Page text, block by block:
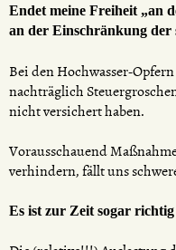
Endet meine Freiheit „an
an der Einschränkung der
Bei den Hochwasser-
nachträglich
nicht versichert haben.
Vorausschauend
verhindern, fällt uns
Es ist zur Zeit sogar